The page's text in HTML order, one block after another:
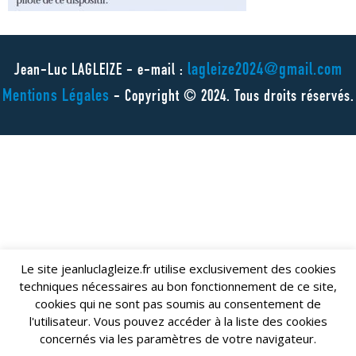
Jean-Luc LAGLEIZE - e-mail : lagleize2024@gmail.com
Mentions Légales - Copyright © 2024. Tous droits réservés.
Le site jeanluclagleize.fr utilise exclusivement des cookies
techniques nécessaires au bon fonctionnement de ce site,
cookies qui ne sont pas soumis au consentement de
l'utilisateur. Vous pouvez accéder à la liste des cookies
concernés via les paramètres de votre navigateur.